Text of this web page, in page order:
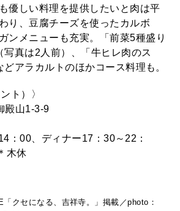
優しい料理を提供したいと肉は平
り、豆腐チーズを使ったカルボ
ンメニューも充実。「前菜5種盛り
真は2人前）、「牛ヒレ肉のス
アラカルトのほかコース料理も。
ト）〉
殿山1-3-9
：00、ディナー17：30～22：
木休
「クセになる、吉祥寺。」掲載／photo：